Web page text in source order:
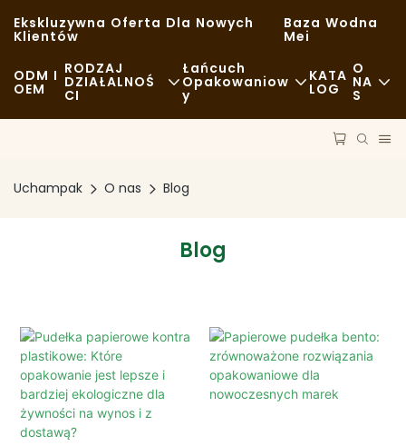
Ekskluzywna Oferta Dla Nowych
Klientów
Baza Wodna
Mei
ODM I
OEM
RODZAJ
DZIAŁALNOŚ
CI
Fast Food
Food Trucki
Piekarnia
Tłusta Łyżka
Łańcuch
Opakowaniow
Y
Surowce
Technologia
KATA
LOG
O
NA
S
Aktualności
Uchampak O nas Blog
Blog